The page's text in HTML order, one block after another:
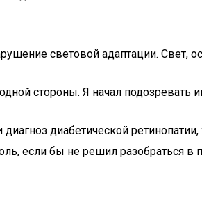
световой адаптации.
стороны. Я начал подозревать
диабетической
если бы не решил разобраться в